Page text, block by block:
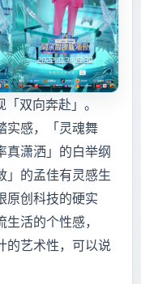
双向奔赴」。
实感，「灵魂舞
真潇洒」的白举纲
」的孟佳有灵感生
原创科技的硬实
活的个性感，
的艺术性，可以说